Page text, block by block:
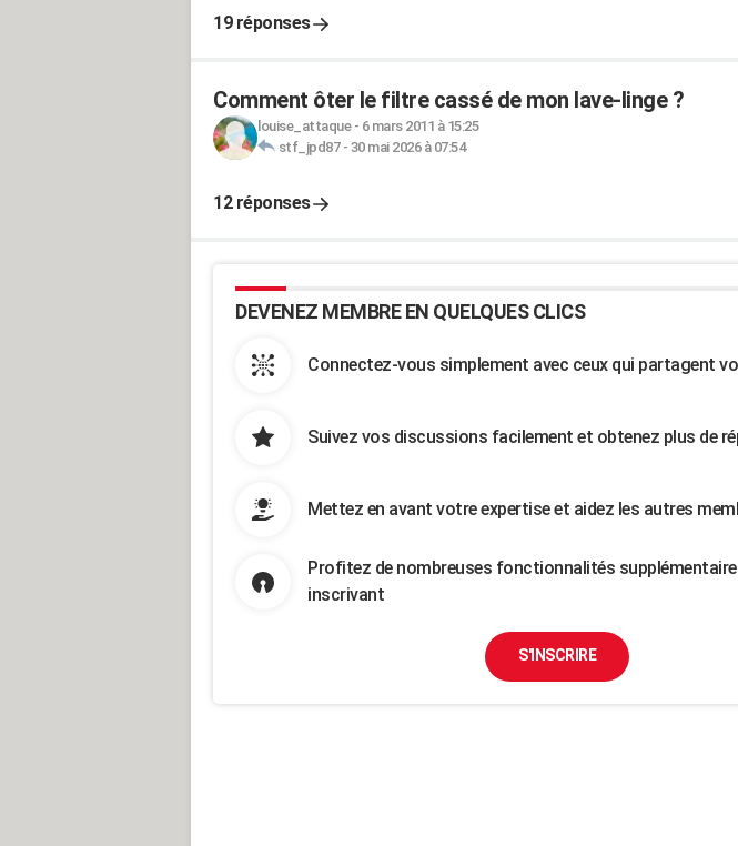
19 réponses
Comment ôter le filtre cassé de mon lave-linge ?
louise_attaque- 6 mars 2011 à 15:25
stf_jpd87- 30 mai 2026 à 07:54
12 réponses
DEVENEZ MEMBRE EN QUELQUES CLICS
Connectez-vous simplement avec ceux qui partagent
Suivez vos discussions facilement et obtenez plus de
Mettez en avant votre expertise et aidez les autres
Profitez de nombreuses fonctionnalités
inscrivant
S'INSCRIRE